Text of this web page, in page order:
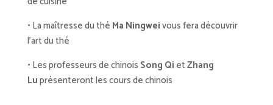
• La maîtresse du thé Ma Ningweivous fera découvrir
l’art du thé
• Les professeurs de chinois Song Qi etZhang
Luprésenteront les cours de chinois